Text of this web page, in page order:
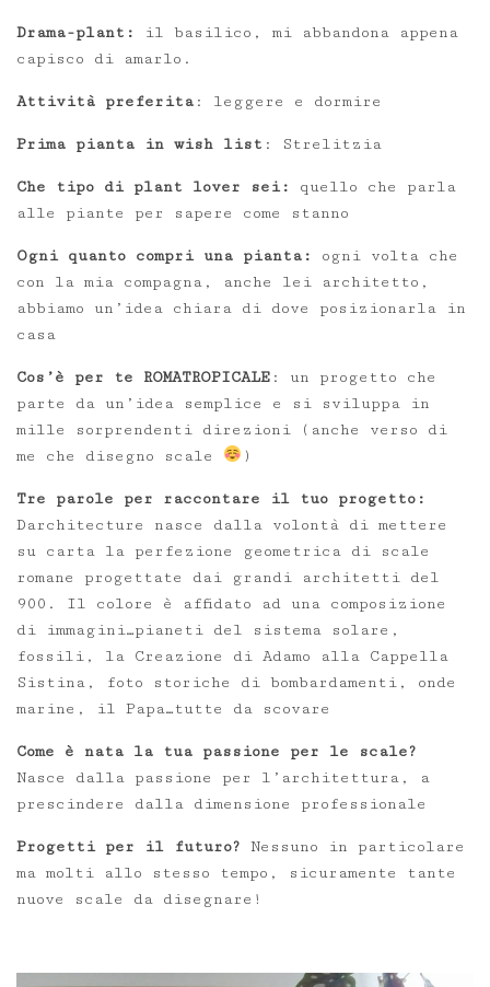
Drama-plant:
il basilico, mi abbandona appena
capisco di amarlo.
Attività preferita : leggere e dormire
Prima pianta in wish list : Strelitzia
Che tipo di plant lover sei:
quello che parla
alle piante per sapere come stanno
Ogni quanto compri una pianta:
ogni volta che
con la mia compagna, anche lei architetto,
abbiamo un’idea chiara di dove posizionarla in
casa
Cos’è per te ROMATROPICALE : un progetto che
parte da un’idea semplice e si sviluppa in
mille sorprendenti direzioni (anche verso di
me che disegno scale
)
Tre parole per raccontare il tuo progetto:
Darchitecture nasce dalla volontà di mettere
su carta la perfezione geometrica di scale
romane progettate dai grandi architetti del
900. Il colore è affidato ad una composizione
di immagini…pianeti del sistema solare,
fossili, la Creazione di Adamo alla Cappella
Sistina, foto storiche di bombardamenti, onde
marine, il Papa…tutte da scovare
Come è nata la tua passione per le scale?
Nasce dalla passione per l’architettura, a
prescindere dalla dimensione professionale
Progetti per il futuro? Nessuno in particolare
ma molti allo stesso tempo, sicuramente tante
nuove scale da disegnare!